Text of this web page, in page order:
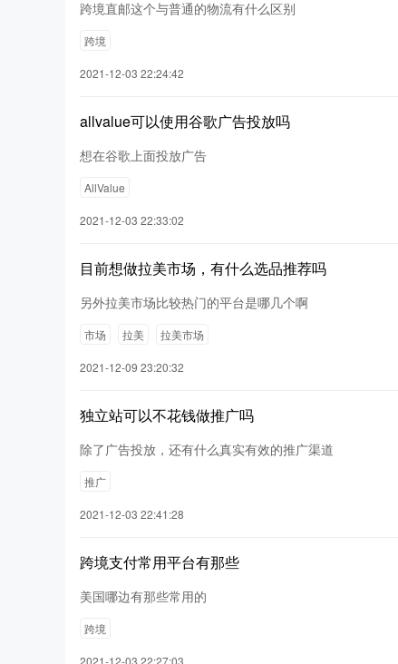
跨境直邮这个与普通的物流有什么区别
跨境
2021-12-03 22:24:42
allvalue可以使用谷歌广告投放吗
想在谷歌上面投放广告
AllValue
2021-12-03 22:33:02
目前想做拉美市场，有什么选品推荐吗
另外拉美市场比较热门的平台是哪几个啊
市场 拉美 拉美市场
2021-12-09 23:20:32
独立站可以不花钱做推广吗
除了广告投放，还有什么真实有效的推广渠道
推广
2021-12-03 22:41:28
跨境支付常用平台有那些
美国哪边有那些常用的
跨境
2021-12-03 22:27:03